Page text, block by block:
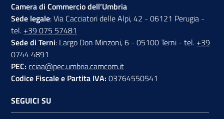
Camera di Commercio dell’Umbria
Sede legale: Via Cacciatori delle Alpi, 42 - 06121 Perugia -
tel. +39 075 57481
Sede di Terni: Largo Don Minzoni, 6 - 05100 Terni - tel. +39
0744 4891
PEC: cciaa@pec.umbria.camcom.it
Codice Fiscale e Partita IVA: 03764550541
SEGUICI SU